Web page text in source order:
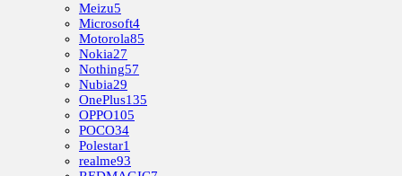
Meizu5
Microsoft4
Motorola85
Nokia27
Nothing57
Nubia29
OnePlus135
OPPO105
POCO34
Polestar1
realme93